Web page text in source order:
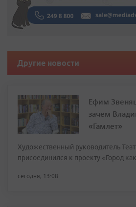
Другие новости
Ефим
зачем
«Гамлет»
Художественный руководитель
присоединился к проекту «Город
сегодня, 13:08